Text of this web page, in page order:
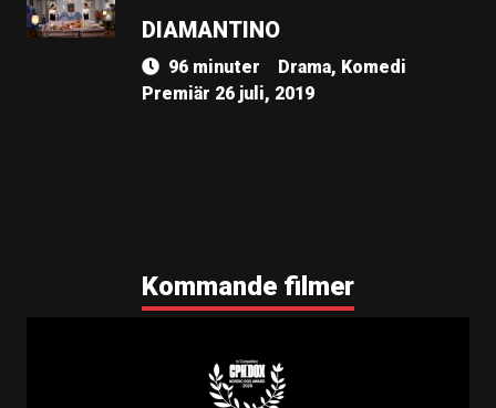
DIAMANTINO
96 minuter
Drama, Komedi
Premiär 26 juli, 2019
Kommande filmer